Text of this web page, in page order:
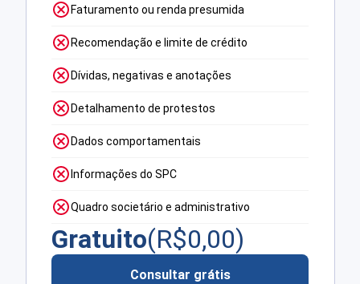
Faturamento ou renda presumida
Recomendação e limite de crédito
Dívidas, negativas e anotações
Detalhamento de protestos
Dados comportamentais
Informações do SPC
Quadro societário e administrativo
Gratuito(R$0,00)
Consultar grátis